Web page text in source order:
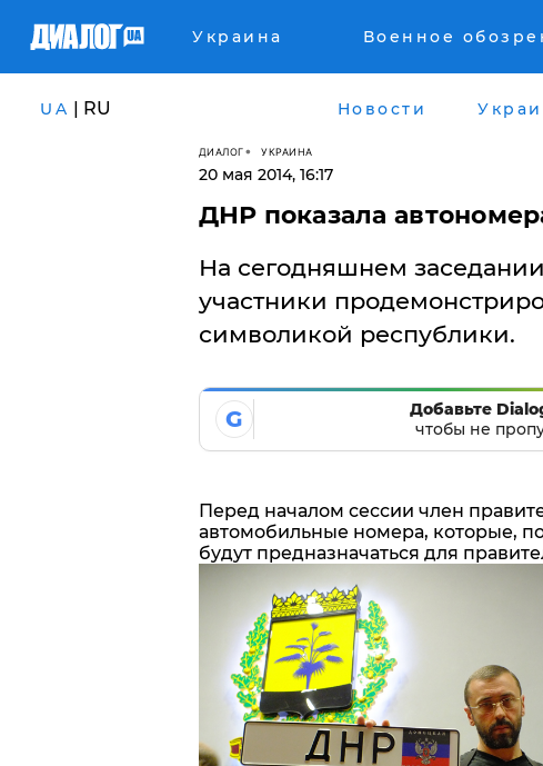
Украина Военное
UA | RU Новости
ДИАЛОГ УКРАИНА
20 мая 2014, 16:17
ДНР показала
На сегодняшнем
участники
символикой республики.
G
Добавьте
чтобы не
Перед началом сессии член
автомобильные номера, которые,
будут предназначаться для